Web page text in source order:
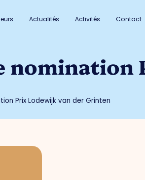
Actualités Activités Contact
Prix Lodewijk van der Grinten